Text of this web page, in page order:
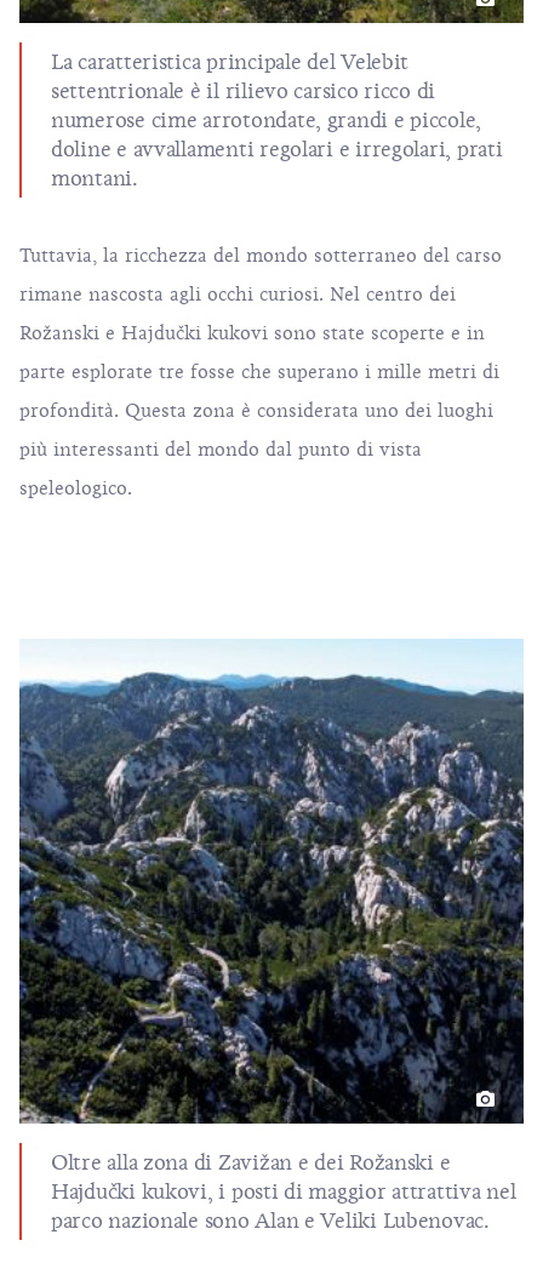
La caratteristica principale del Velebit
settentrionale è il rilievo carsico ricco di
numerose cime arrotondate, grandi e piccole,
doline e avvallamenti regolari e irregolari, prati
montani.
Tuttavia, la ricchezza del mondo sotterraneo del carso
rimane nascosta agli occhi curiosi. Nel centro dei
Rožanski e Hajdučki kukovi sono state scoperte e in
parte esplorate tre fosse che superano i mille metri di
profondità. Questa zona è considerata uno dei luoghi
più interessanti del mondo dal punto di vista
speleologico.
Oltre alla zona di Zavižan e dei Rožanski e
Hajdučki kukovi, i posti di maggior attrattiva nel
parco nazionale sono Alan e Veliki Lubenovac.